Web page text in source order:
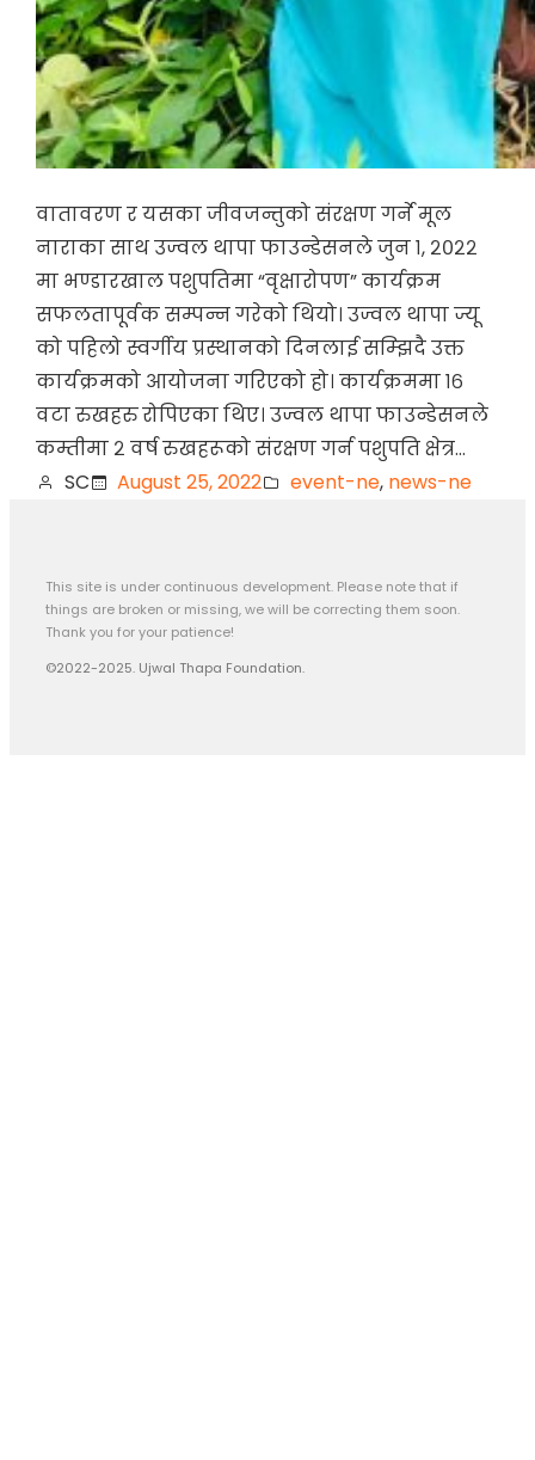
वातावरण र यसका जीवजन्तुको संरक्षण गर्ने मूल
नाराका साथ उज्वल थापा फाउन्डेसनले जुन १, २०२२
मा भण्डारखाल पशुपतिमा “वृक्षारोपण” कार्यक्रम
सफलतापूर्वक सम्पन्न गरेको थियो। उज्वल थापा ज्यू
को पहिलो स्वर्गीय प्रस्थानको दिनलाई सम्झिदै उक्त
कार्यक्रमको आयोजना गरिएको हो। कार्यक्रममा १६
वटा रुखहरु रोपिएका थिए। उज्वल थापा फाउन्डेसनले
कम्तीमा २ वर्ष रुखहरूको संरक्षण गर्न पशुपति क्षेत्र…
SC
August 25, 2022 event-ne, news-ne
This site is under continuous development. Please note that if
things are broken or missing, we will be correcting them soon.
Thank you for your patience!
©2022-2025. Ujwal Thapa Foundation.